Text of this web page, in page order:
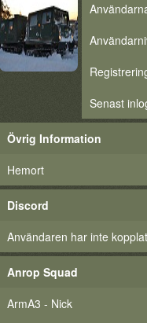
Senast
Övrig Information
Hemort
Discord
Användaren har inte
Anrop Squad
ArmA3 - Nick